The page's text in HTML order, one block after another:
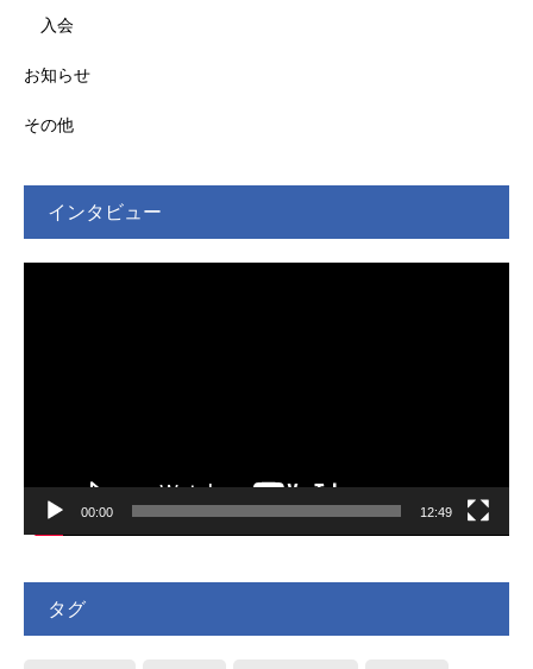
入会
お知らせ
その他
インタビュー
00:00 12:49
タグ